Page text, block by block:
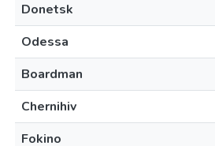
Donetsk
Odessa
Boardman
Chernihiv
Fokino